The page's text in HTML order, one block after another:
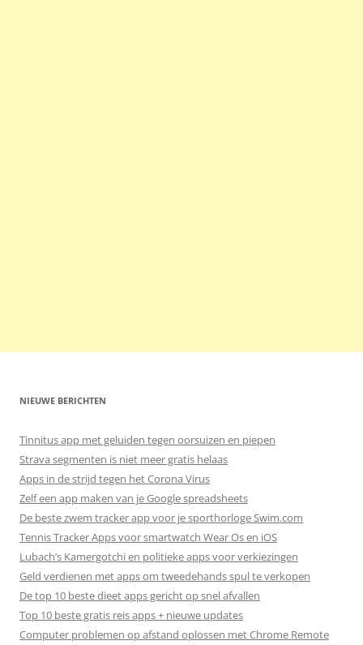
NIEUWE BERICHTEN
Tinnitus app met geluiden tegen oorsuizen en piepen
Strava segmenten is niet meer gratis helaas
Apps in de strijd tegen het Corona Virus
Zelf een app maken van je Google spreadsheets
De beste zwem tracker app voor je sporthorloge Swim.com
Tennis Tracker Apps voor smartwatch Wear Os en iOS
Lubach’s Kamergotchi en politieke apps voor verkiezingen
Geld verdienen met apps om tweedehands spul te verkopen
De top 10 beste dieet apps gericht op snel afvallen
Top 10 beste gratis reis apps + nieuwe updates
Computer problemen op afstand oplossen met Chrome Remote